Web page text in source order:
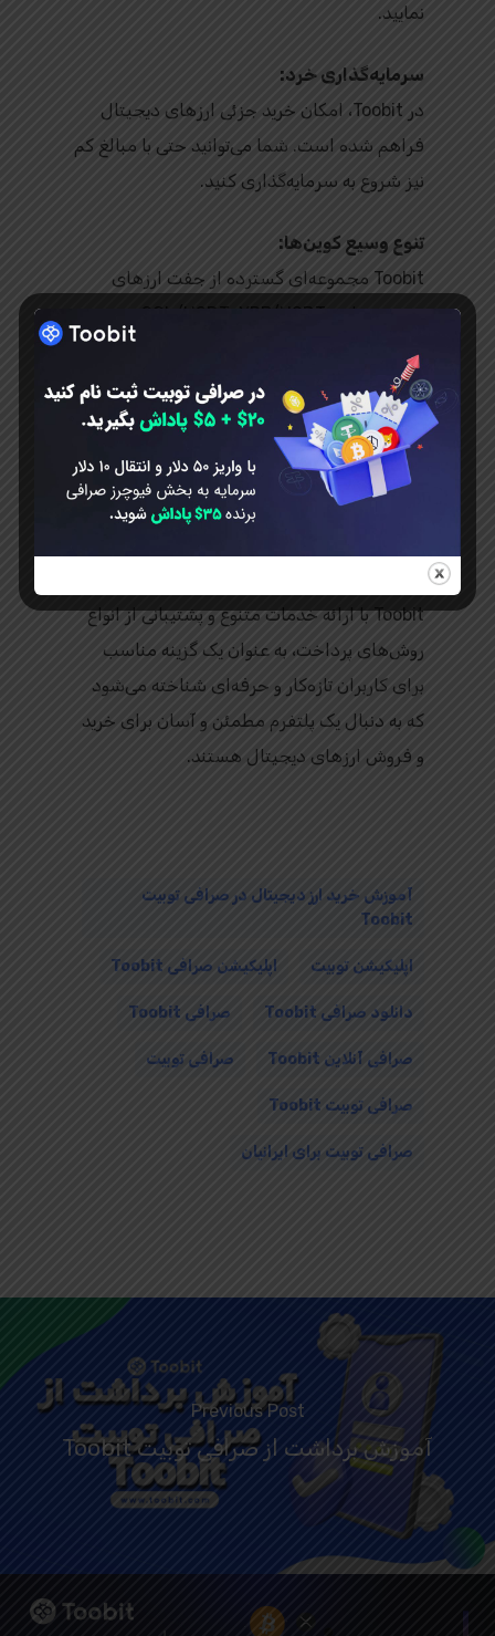
نمایید.
سرمایه‌گذاری خرد:
در Toobit، امکان خرید جزئی ارزهای دیجیتال
فراهم شده است. شما می‌توانید حتی با مبالغ کم
نیز شروع به سرمایه‌گذاری کنید.
تنوع وسیع کوین‌ها:
Toobit مجموعه‌ای گسترده از جفت ارزهای
DOGE/USDT را برای معامله و سرمایه‌گذاری
فراهم می‌کند.
این تنوع به کاربران امکان می‌دهد که با توجه به
نیازهای خود، ارز دیجیتال مناسب را انتخاب کنند
و بر حفظ حریم خصوصی و امنیت خود تمرکز
نمایند.
Toobit با ارائه خدمات متنوع و پشتیبانی از انواع
روش‌های پرداخت، به عنوان یک گزینه مناسب
برای کاربران تازه‌کار و حرفه‌ای شناخته می‌شود
که به دنبال یک پلتفرم مطمئن و آسان برای خرید
و فروش ارزهای دیجیتال هستند.
آموزش خرید ارز دیجیتال در صرافی توبیت
Toobit
اپلیکیشن توبیت اپلیکیشن صرافی Toobit
دانلود صرافی Toobit صرافی Toobit
صرافی آنلاین Toobit صرافی توبیت
صرافی توبیت Toobit
صرافی توبیت برای ایرانیان
Previous Post
آموزش برداشت از صرافی توبیت Toobit